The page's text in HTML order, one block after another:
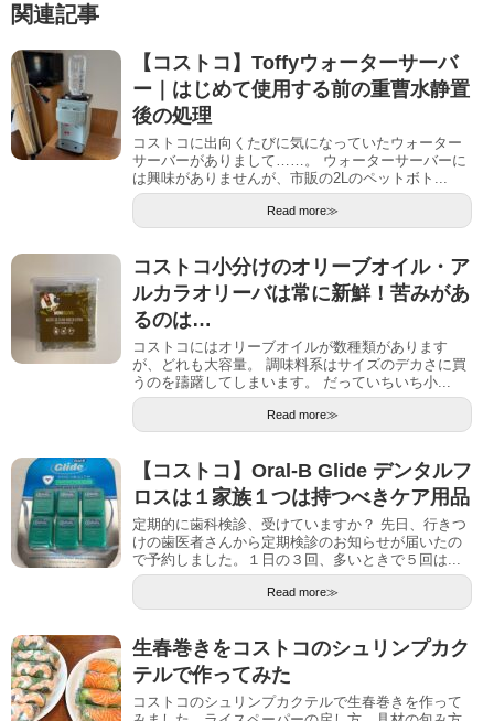
関連記事
【コストコ】Toffyウォーターサーバ
ー｜はじめて使用する前の重曹水静置
後の処理
コストコに出向くたびに気になっていたウォーター
サーバーがありまして……。 ウォーターサーバーに
は興味がありませんが、市販の2Lのペットボト...
Read more≫
コストコ小分けのオリーブオイル・ア
ルカラオリーバは常に新鮮！苦みがあ
るのは…
コストコにはオリーブオイルが数種類があります
が、どれも大容量。 調味料系はサイズのデカさに買
うのを躊躇してしまいます。 だっていちいち小...
Read more≫
【コストコ】Oral-B Glide デンタルフ
ロスは１家族１つは持つべきケア用品
定期的に歯科検診、受けていますか？ 先日、行きつ
けの歯医者さんから定期検診のお知らせが届いたの
で予約しました。１日の３回、多いときで５回は...
Read more≫
生春巻きをコストコのシュリンプカク
テルで作ってみた
コストコのシュリンプカクテルで生春巻きを作って